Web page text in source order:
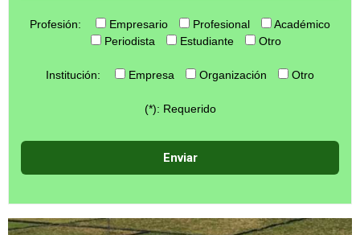
Profesión: Empresario Profesional
Académico
Periodista
Estudiante Otro
Institución: Empresa Organización Otro
(*): Requerido